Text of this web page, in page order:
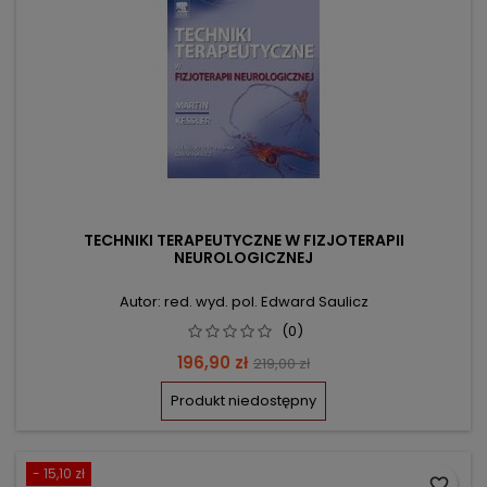
TECHNIKI TERAPEUTYCZNE W FIZJOTERAPII
NEUROLOGICZNEJ
Autor: red. wyd. pol. Edward Saulicz
(0)
Cena
196,90 zł Cena
podstawowa
219,00 zł
Produkt niedostępny
- 15,10 zł